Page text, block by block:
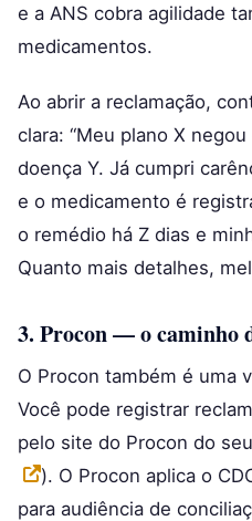
e a ANS cobra agilidade
medicamentos.
Ao abrir a reclamação,
clara: “Meu plano X
doença Y. Já cumpri
e o medicamento é
o remédio há Z dias e
Quanto mais detalhes,
3. Procon — o caminho
O Procon também é uma
Você pode registrar
pelo site do Procon do
). O Procon aplica o
para audiência de